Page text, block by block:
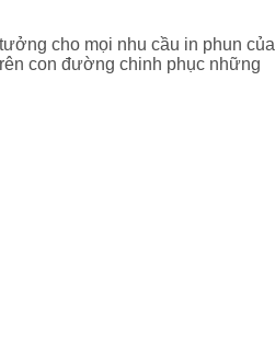
cho mọi nhu cầu in phun của
con đường chinh phục những